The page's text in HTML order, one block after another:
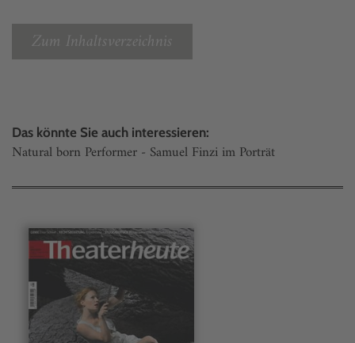
Zum Inhaltsverzeichnis
Das könnte Sie auch interessieren:
Natural born Performer - Samuel Finzi im Porträt